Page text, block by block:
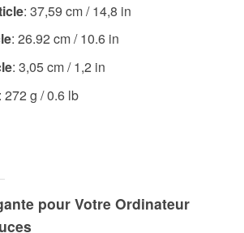
: 37,59 cm / 14,8 in
: 26.92 cm / 10.6 in
: 3,05 cm / 1,2 in
: 272 g / 0.6 lb
pour Votre Ordinateur